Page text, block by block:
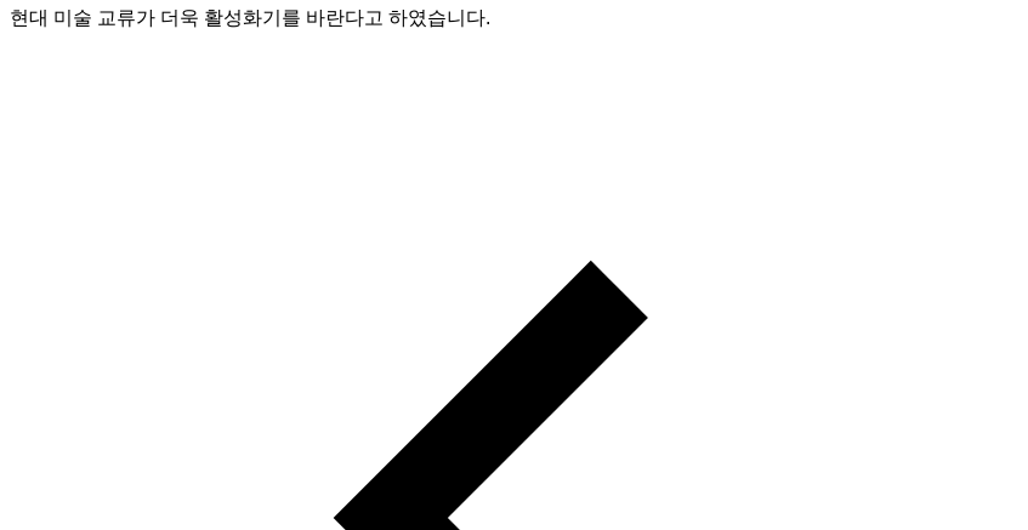
현대 미술 교류가 더욱 활성화기를 바란다고 하였습니다.